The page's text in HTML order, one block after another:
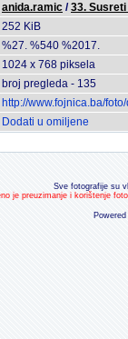
anida.ramic /33.
252 KiB
%27. %540 %2017.
1024 x 768 piksela
broj pregleda - 135
http://www.fojnica.ba/
Dodati u omiljene
Sve fotografije su
je preuzimanje i korištenje